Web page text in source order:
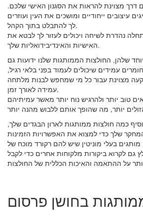
דרך מצוינת להראות את הסגנון האישי שלכם.
עיצובים ייחודיים ומושכים את העין ועוזרים
לך להתבלט בתוך הקהל.
נהדרת לשיחה ויכולים לעזור לך לבטא את
האישיות והאינדיבידואליות שלך.
שלהן, החולצות הממותגות שלנו ידועות גם
עמידים שיכולים לעמוד בפני בלאי רגיל,
מצוינת עבור כל מי שמחפש לבנות מלתחה
עמידה לאורך זמן.
טוב יותר ולהרגיש נוח יותר מאשר עמיתיהם
כמה חולצות ממותגות לארון הבגדים שלך,
שלך כדי למצוא את האפשרויות הזמינות
בעלי מוניטין שיש להם רקורד מוכח של
גם לקרוא ביקורות מלקוחות אחרים כדי לקבל
בחושן פרסום